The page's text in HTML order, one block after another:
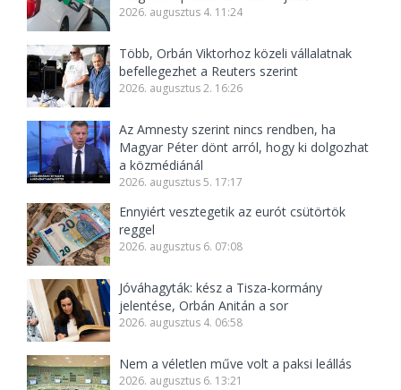
2026. augusztus 4. 11:24
Több, Orbán Viktorhoz közeli vállalatnak
befellegezhet a Reuters szerint
2026. augusztus 2. 16:26
Az Amnesty szerint nincs rendben, ha
Magyar Péter dönt arról, hogy ki dolgozhat
a közmédiánál
2026. augusztus 5. 17:17
Ennyiért vesztegetik az eurót csütörtök
reggel
2026. augusztus 6. 07:08
Jóváhagyták: kész a Tisza-kormány
jelentése, Orbán Anitán a sor
2026. augusztus 4. 06:58
Nem a véletlen műve volt a paksi leállás
2026. augusztus 6. 13:21